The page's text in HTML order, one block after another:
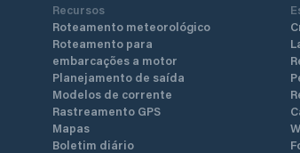
Recursos
Roteamento meteorológico
Roteamento para
embarcações a motor
Planejamento de saída
Modelos de corrente
Rastreamento GPS
Mapas
Boletim diário